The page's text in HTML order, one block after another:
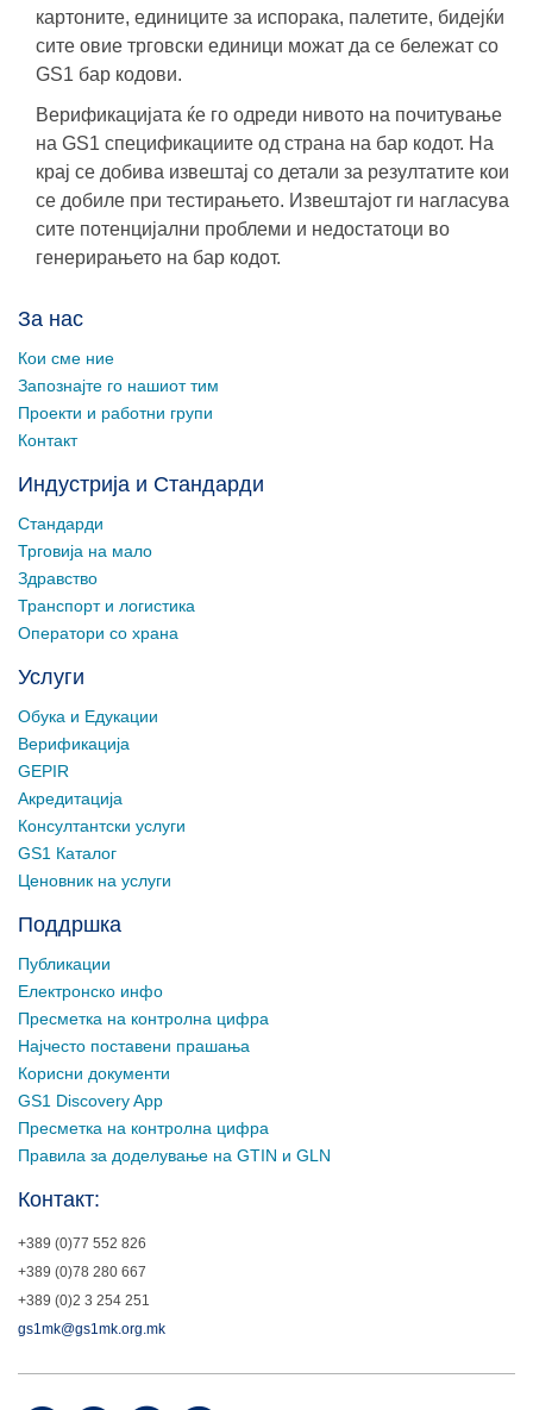
картоните, единиците за испорака, палетите, бидејќи
сите овие трговски единици можат да се бележат со
GS1 бар кодови.
Верификацијата ќе го одреди нивото на почитување
на GS1 спецификациите од страна на бар кодот. На
крај се добива извештај со детали за резултатите кои
се добиле при тестирањето. Извештајот ги нагласува
сите потенцијални проблеми и недостатоци во
генерирањето на бар кодот.
За нас
Кои сме ние
Запознајте го нашиот тим
Проекти и работни групи
Контакт
Индустрија и Стандарди
Стандарди
Трговија на мало
Здравство
Транспорт и логистика
Оператори со храна
Услуги
Обука и Едукации
Верификација
GEPIR
Акредитација
Консултантски услуги
GS1 Каталог
Ценовник на услуги
Поддршка
Публикации
Електронско инфо
Пресметка на контролна цифра
Најчесто поставени прашања
Корисни документи
GS1 Discovery App
Пресметка на контролна цифра
Правила за доделување на GTIN и GLN
Контакт:
+389 (0)77 552 826
+389 (0)78 280 667
+389 (0)2 3 254 251
gs1mk@gs1mk.org.mk